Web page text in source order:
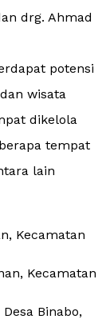
drg. Ahmad
potensi
wisata
dikelola
tempat
lain
Kecamatan
Kecamatan
Binabo,